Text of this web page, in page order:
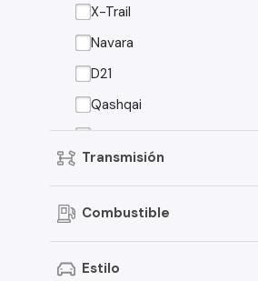
X-Trail
Navara
D21
Qashqai
Versa
Kicks
March
Transmisión
Combustible
Estilo